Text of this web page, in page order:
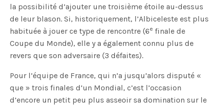
la possibilité d’ajouter une troisième étoile au-dessus
de leur blason. Si, historiquement, l’Albiceleste est plus
habituée à jouer ce type de rencontre (6e finale de
Coupe du Monde), elle y a également connu plus de
revers que son adversaire (3 défaites).
Pour l’équipe de France, qui n’a jusqu’alors disputé «
que » trois finales d’un Mondial, c’est l’occasion
d’encore un petit peu plus asseoir sa domination sur le